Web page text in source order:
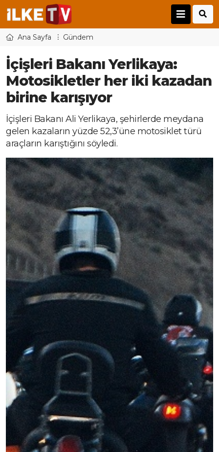
Ana Sayfa Gündem
İçişleri Bakanı Yerlikaya:
Motosikletler her iki kazadan
birine karışıyor
İçişleri Bakanı Ali Yerlikaya, şehirlerde meydana
gelen kazaların yüzde 52,3’üne motosiklet türü
araçların karıştığını söyledi.